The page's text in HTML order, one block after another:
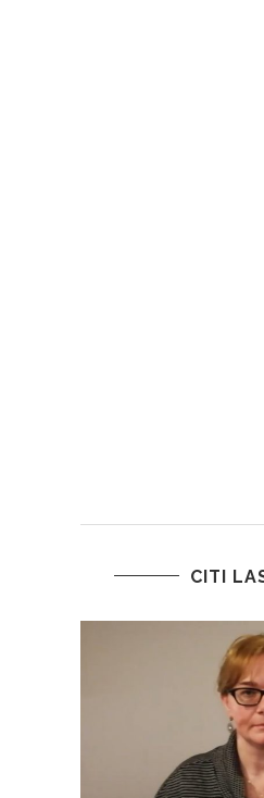
CITI